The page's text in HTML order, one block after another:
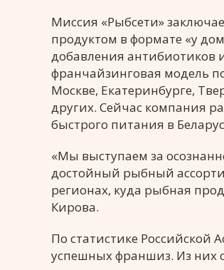
Миссия «Рыбсети»
продуктом в формате «у
добавления антибиотиков
франчайзинговая модель
Москве, Екатеринбурге,
других. Сейчас компания
быстрого питания в
«Мы выступаем за
достойный рыбный
регионах, куда рыбная
Кирова.
По статистике Российской
успешных франшиз. Из них